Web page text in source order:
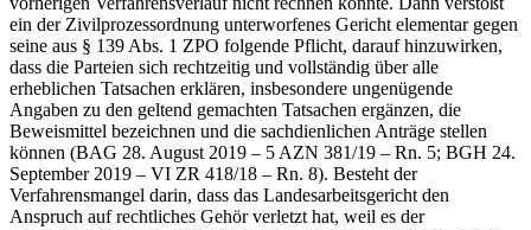
ein der Zivilprozessordnung unterworfenes Gericht elementar gegen
seine aus § 139 Abs. 1 ZPO folgende Pflicht, darauf hinzuwirken,
dass die Parteien sich rechtzeitig und vollständig über alle
erheblichen Tatsachen erklären, insbesondere ungenügende
Angaben zu den geltend gemachten Tatsachen ergänzen, die
Beweismittel bezeichnen und die sachdienlichen Anträge stellen
können (BAG 28. August 2019 – 5 AZN 381/19 – Rn. 5; BGH 24.
September 2019 – VI ZR 418/18 – Rn. 8). Besteht der
Verfahrensmangel darin, dass das Landesarbeitsgericht den
Anspruch auf rechtliches Gehör verletzt hat, weil es der